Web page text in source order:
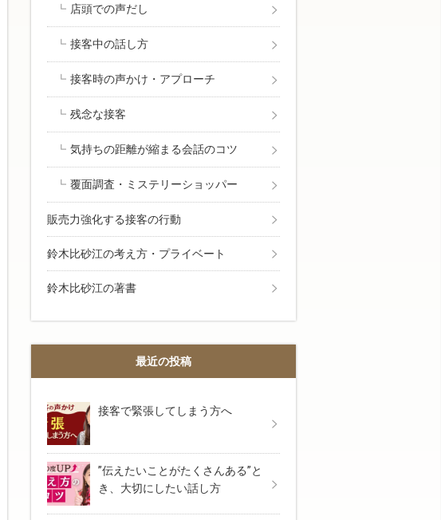
高い商品でも面白いほどよく売れる今日から使える具体的な
店頭での声だし
接客中の話し方
接客時の声かけ・アプローチ
残念な接客
気持ちの距離が縮まる会話のコツ
覆面調査・ミステリーショッパー
販売力強化する接客の行動
鈴木比砂江の考え方・プライベート
鈴木比砂江の著書
最近の投稿
接客で緊張してしまう方へ
”伝えたいことがたくさんある”と
き、大切にしたい話し方